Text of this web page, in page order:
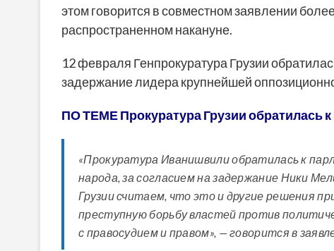
этом говорится в совместном заявлении
распространенном накануне.
12 февраля Генпрокуратура Грузии
задержание лидера крупнейшей
ПО ТЕМЕ Прокуратура Грузии обратилась
«Прокуратура Иванишвили обратилась к
народа, за согласием на задержание Ники
Грузии считаем, что это и другие решения
преступную борьбу властей против
с правосудием и правом», — говорится в